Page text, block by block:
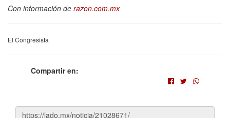
Con información de razon.com.mx
El Congresista
Compartir en: